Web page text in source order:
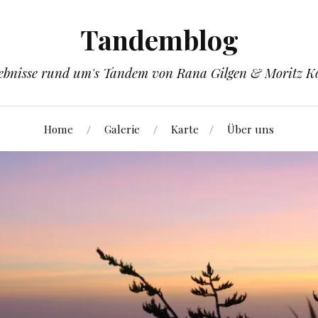
Tandemblog
rund um's Tandem von Rana Gilgen & Moritz
Home Galerie Karte Über uns